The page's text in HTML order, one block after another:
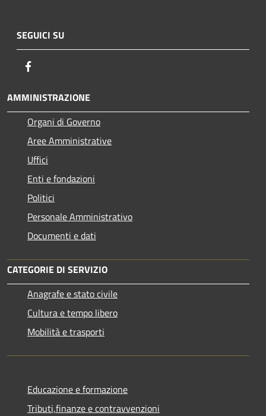
SEGUICI SU
AMMINISTRAZIONE
Organi di Governo
Aree Amministrative
Uffici
Enti e fondazioni
Politici
Personale Amministrativo
Documenti e dati
CATEGORIE DI SERVIZIO
Anagrafe e stato civile
Cultura e tempo libero
Mobilità e trasporti
Educazione e formazione
Tributi,finanze e contravvenzioni